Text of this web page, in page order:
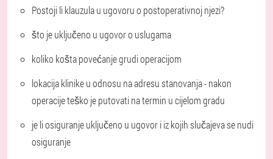
Postoji li klauzula u ugovoru o postoperativnoj njezi?
što je uključeno u ugovor o uslugama
koliko košta povećanje grudi operacijom
lokacija klinike u odnosu na adresu stanovanja - nakon
operacije teško je putovati na termin u cijelom gradu
je li osiguranje uključeno u ugovor i iz kojih slučajeva se nudi
osiguranje